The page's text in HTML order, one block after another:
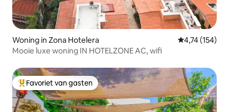
Woning in Zona Hotelera Gemiddelde
4,74 (154)
Mooie luxe woning IN HOTELZONE AC, wifi
Topfavoriet van gasten
Favoriet van gasten